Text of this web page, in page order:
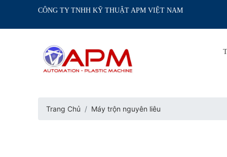
CÔNG TY TNHH KỸ THUẬT APM VIỆT NAM
Trang Chủ Máy trộn nguyên liêu